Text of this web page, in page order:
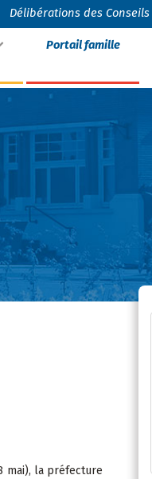
Délibérations des
Portail famille
mai), la préfecture